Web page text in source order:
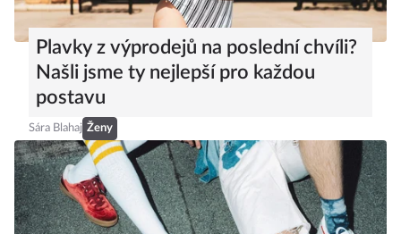
Plavky z výprodejů na poslední chvíli?
Našli jsme ty nejlepší pro každou
postavu
Sára Blahaj Ženy